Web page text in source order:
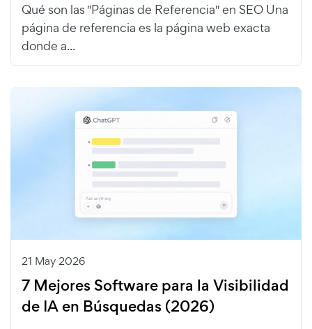
Qué son las "Páginas de Referencia" en SEO Una
página de referencia es la página web exacta
donde a...
21 May 2026
7 Mejores Software para la Visibilidad
de IA en Búsquedas (2026)